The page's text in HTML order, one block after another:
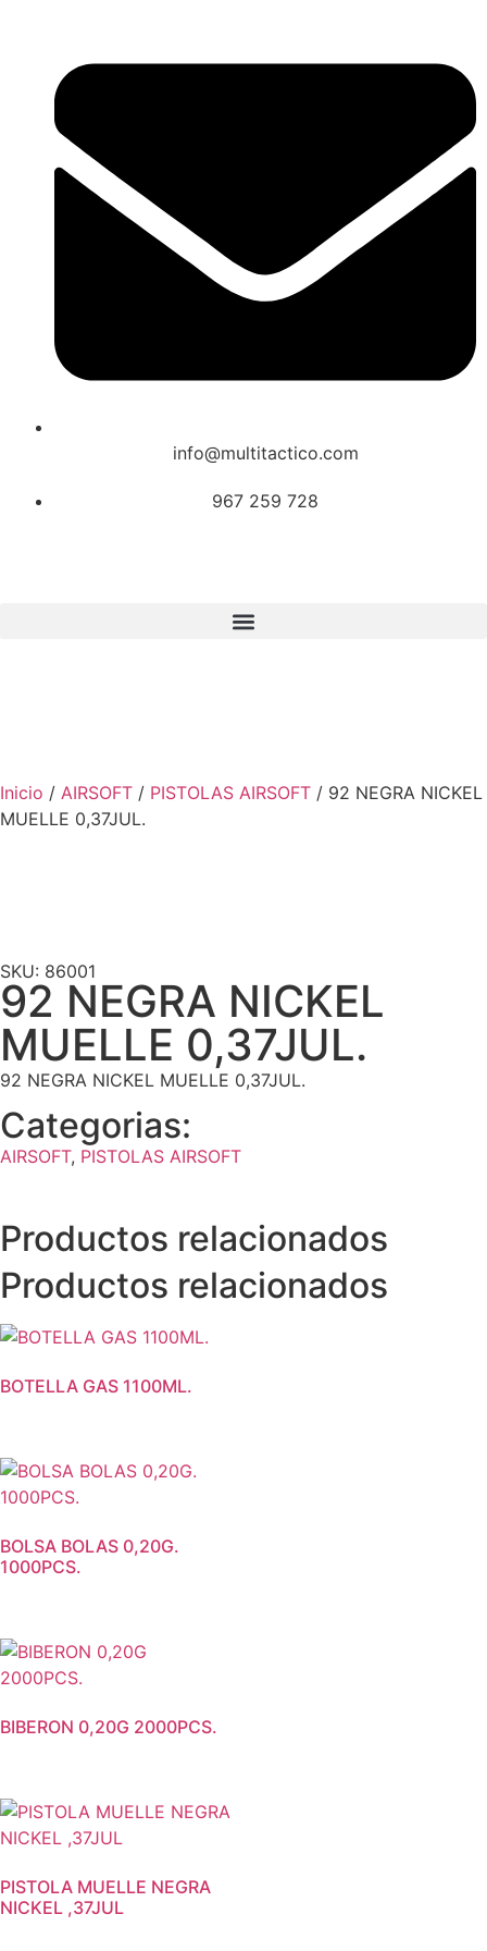
info@multitactico.com
967 259 728
Inicio / AIRSOFT / PISTOLAS AIRSOFT / 92 NEGRA NICKEL
MUELLE 0,37JUL.
SKU: 86001
92 NEGRA NICKEL
MUELLE 0,37JUL.
92 NEGRA NICKEL MUELLE 0,37JUL.
Categorias:
AIRSOFT, PISTOLAS AIRSOFT
Productos relacionados
Productos relacionados
BOTELLA GAS 1100ML.
BOLSA BOLAS 0,20G.
1000PCS.
BIBERON 0,20G 2000PCS.
PISTOLA MUELLE NEGRA
NICKEL ,37JUL